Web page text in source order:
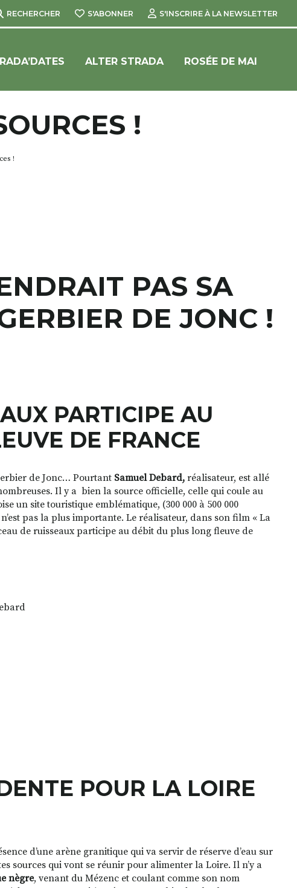
RECHERCHER S'ABONNER S'INSCRIRE À LA NEWSLETTER
ALTER STRADA ROSÉE DE MAI
!
!
PAS SA
DE JONC !
PARTICIPE AU
DE FRANCE
de Jonc… Pourtant Samuel Debard, réalisateur, est allé
Il y a bien la source officielle, celle qui coule au
un site touristique emblématique, (300 000 à 500 000
pas la plus importante. Le réalisateur, dans son film «La
de ruisseaux participe au débit du plus long fleuve de
POUR LA LOIRE
d’une arène granitique qui va servir de réserve d’eau sur
sources qui vont se réunir pour alimenter la Loire. Il n’y a
nègre, venant du Mézenc et coulant comme son nom